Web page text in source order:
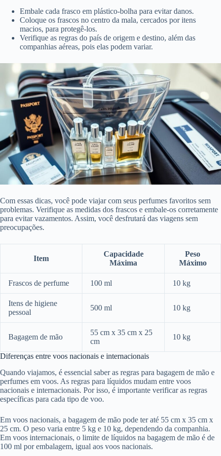
Embale cada frasco em plástico-bolha para evitar danos.
Coloque os frascos no centro da mala, cercados por itens
macios, para protegê-los.
Verifique as regras do país de origem e destino, além das
companhias aéreas, pois elas podem variar.
Com essas dicas, você pode viajar com seus perfumes favoritos sem
problemas. Verifique as medidas dos frascos e embale-os corretamente
para evitar vazamentos. Assim, você desfrutará das viagens sem
preocupações.
Item
Capacidade
Máxima
Peso
Máximo
Frascos de perfume 100 ml 10 kg
Itens de higiene
pessoal
500 ml 10 kg
Bagagem de mão
55 cm x 35 cm x 25
cm
10 kg
Diferenças entre voos nacionais e internacionais
Quando viajamos, é essencial saber as regras para bagagem de mão e
perfumes em voos. As regras para líquidos mudam entre voos
nacionais e internacionais. Por isso, é importante verificar as regras
específicas para cada tipo de voo.
Em voos nacionais, a bagagem de mão pode ter até 55 cm x 35 cm x
25 cm. O peso varia entre 5 kg e 10 kg, dependendo da companhia.
Em voos internacionais, o limite de líquidos na bagagem de mão é de
100 ml por embalagem, igual aos voos nacionais.